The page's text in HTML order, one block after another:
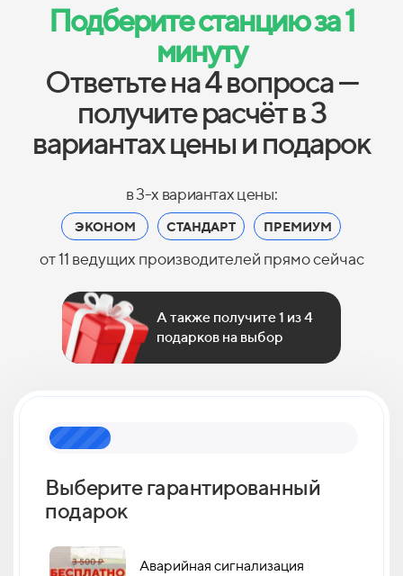
Подберите станцию за 1
минуту
Ответьте на 4 вопроса —
получите расчёт в 3
вариантах цены и подарок
в 3-х вариантах цены:
ЭКОНОМ СТАНДАРТ ПРЕМИУМ
от 11 ведущих производителей прямо сейчас
А также получите 1 из 4
подарков на выбор
Выберите гарантированный
подарок
Аварийная сигнализация